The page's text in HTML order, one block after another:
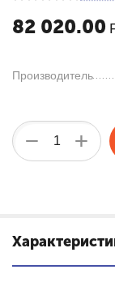
82 020.00
Производитель
+
−